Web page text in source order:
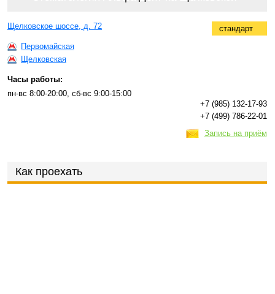
стандарт
Щелковское шоссе, д. 72
Первомайская
Щелковская
Часы работы:
пн-вс 8:00-20:00, сб-вс 9:00-15:00
+7 (985) 132-17-93
+7 (499) 786-22-01
Запись на приём
Как проехать